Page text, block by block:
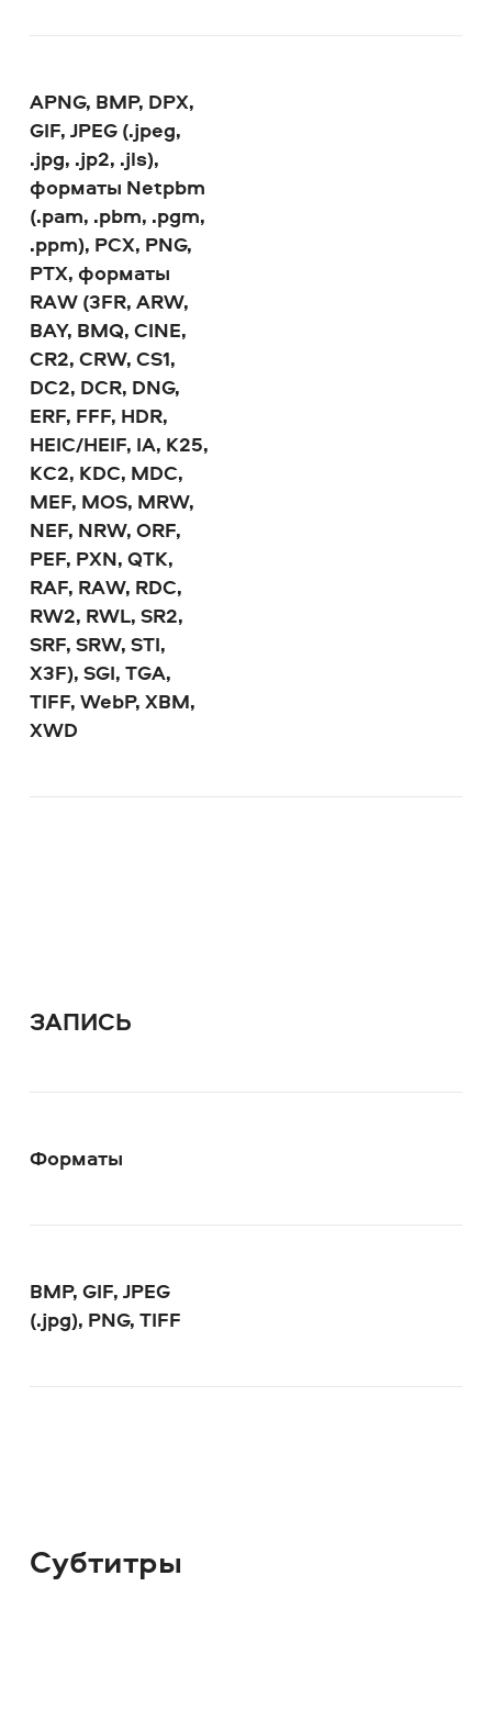
APNG, BMP, DPX,
GIF, JPEG (.jpeg,
.jpg, .jp2, .jls),
форматы Netpbm
(.pam, .pbm, .pgm,
.ppm), PCX, PNG,
PTX, форматы
RAW (3FR, ARW,
BAY, BMQ, CINE,
CR2, CRW, CS1,
DC2, DCR, DNG,
ERF, FFF, HDR,
HEIC/HEIF, IA, K25,
KC2, KDC, MDC,
MEF, MOS, MRW,
NEF, NRW, ORF,
PEF, PXN, QTK,
RAF, RAW, RDC,
RW2, RWL, SR2,
SRF, SRW, STI,
X3F), SGI, TGA,
TIFF, WebP, XBM,
XWD
ЗАПИСЬ
Форматы
BMP, GIF, JPEG
(.jpg), PNG, TIFF
Субтитры